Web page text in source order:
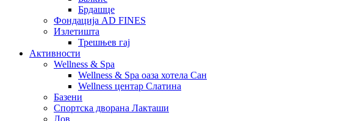
Брдашце
Фондација AD FINES
Излетишта
Трешњев гај
Активности
Wellness & Spa
Wellness & Spa оаза хотела Сан
Wellness центар Слатина
Базени
Спортска дворана Лакташи
Лов